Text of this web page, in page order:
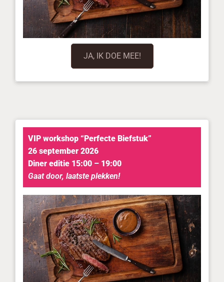
JA, IK DOE MEE!
VIP workshop “Perfecte Biefstuk”
26 september 2026
Diner editie 15:00 – 19:00
Gaat door, laatste plekken!